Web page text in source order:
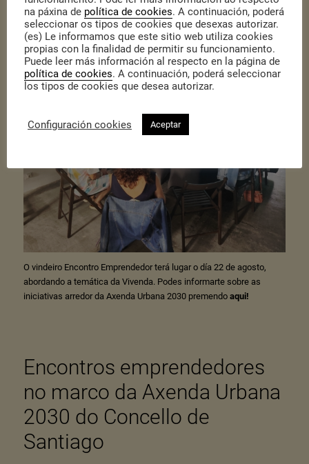
local. Da man de Iago Pazos puidemos achegarnos a esta
experiencia de cociña de mercado, no mercado, que nos deixou
con ganas de seguir saboreando estes Encontros!
O vindeiro Encontro Emprendedor terá lugar o día 22 de agosto,
abordando a temática da Vivenda. Podes informarte sobre as
iniciativas arredor da Axenda Urbana 2030 premendo aqui!
Encontros emprendedores
no marco da Axenda Urbana
2030 do Concello de
Santiago
na páxina de política de cookies. A continuación, poderá
seleccionar os tipos de cookies que desexas autorizar.
(es) Le informamos que este sitio web utiliza cookies
propias con la finalidad de permitir su funcionamiento.
Puede leer más información al respecto en la página de
política de cookies. A continuación, poderá seleccionar
los tipos de cookies que desea autorizar.
Configuración cookies Aceptar